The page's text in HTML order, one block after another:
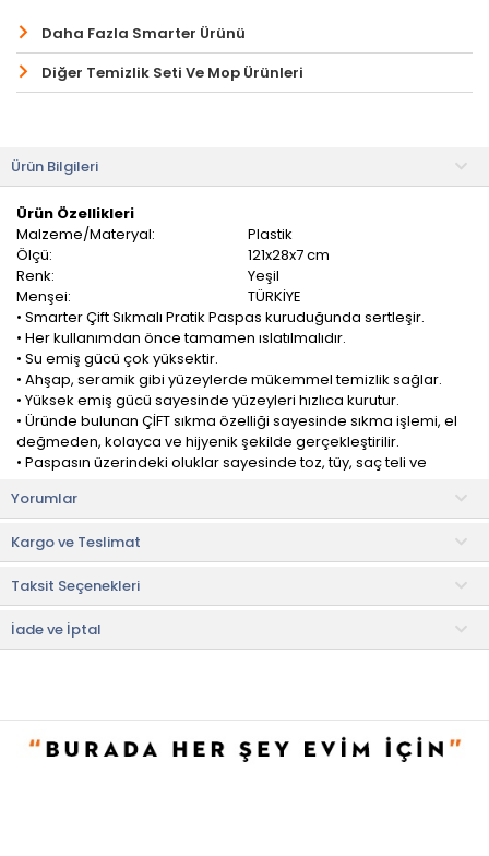
Daha Fazla Smarter Ürünü
Diğer Temizlik Seti Ve Mop Ürünleri
Ürün Bilgileri
Ürün Özellikleri
Malzeme/Materyal:
Plastik
Ölçü:
121x28x7 cm
Renk:
Yeşil
Menşei:
TÜRKİYE
• Smarter Çift Sıkmalı Pratik Paspas kuruduğunda sertleşir.
• Her kullanımdan önce tamamen ıslatılmalıdır.
• Su emiş gücü çok yüksektir.
• Ahşap, seramik gibi yüzeylerde mükemmel temizlik sağlar.
• Yüksek emiş gücü sayesinde yüzeyleri hızlıca kurutur.
• Üründe bulunan ÇİFT sıkma özelliği sayesinde sıkma işlemi, el
değmeden, kolayca ve hijyenik şekilde gerçekleştirilir.
• Paspasın üzerindeki oluklar sayesinde toz, tüy, saç teli ve
Smarter Çift Sıkmalı Pratik Paspas, temizlik işlerinizi
kolaylaştırmak ve daha etkili bir deneyim sunmak için
tasarlanmıştır. Yeşil rengiyle dikkat çeken ürün, kullanımıyla
zaman ve emek tasarrufu sağlar.
Çift sıkmalı özelliği sayesinde daha fazla suyu emebilir ve
zemindeki fazla nemi etkili bir şekilde alır. Bu özelliği sayesinde
Bu fiyat perakende satışlar için belirlenmiştir. Toplu alımlar
Evidea tarafından incelenecek ve uygun bulunmayan siparişler
Yorumlar
Kargo ve Teslimat
Taksit Seçenekleri
İade ve İptal